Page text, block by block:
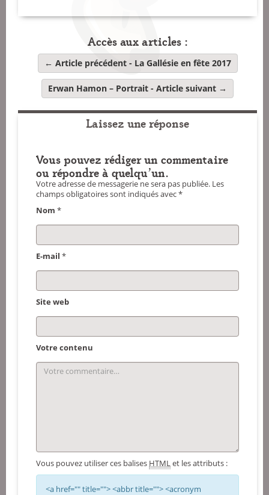
Accès aux articles :
← Article précédent - La Gallésie en fête 2017
Erwan Hamon – Portrait - Article suivant →
Laissez une réponse
Vous pouvez rédiger un commentaire
ou répondre à quelqu'un.
Votre adresse de messagerie ne sera pas publiée. Les
champs obligatoires sont indiqués avec*
Nom *
E-mail *
Site web
Votre contenu
Vous pouvez utiliser ces balises HTMLet les attributs :
<a href="" title=""> <abbr title=""> <acronym